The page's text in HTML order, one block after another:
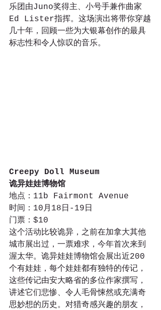
乐团由Juno奖得主、小号手兼作曲家
Ed Lister指挥。这场演出将带你穿越
几十年，回顾一些为大银幕创作的最具
标志性和令人惊叹的音乐。
Creepy Doll Museum
诡异娃娃博物馆
地点：11b Fairmont Avenue
时间：10月18日-19日
门票：$10
这个活动比较诡异，之前在加拿大其他
城市展出过，一票难求，今年首次来到
渥太华。诡异娃娃博物馆会展出近200
个有娃娃，每个娃娃都有独特的传记，
这些传记由安大略省的多位作家撰写，
讲述它们悲惨、令人毛骨悚然或充满奇
思妙想的历史。对猎奇感兴趣的朋友，